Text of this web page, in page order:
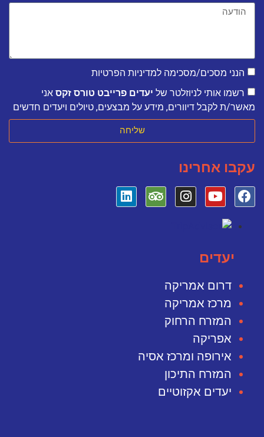
הנני מסכים/מסכימה למדיניות הפרטיות
רשמו אותי לניוזלטר של יעדים פרייבט טורס זקס אני
מאשר/ת לקבל דיוורים, מידע על מבצעים, טיולים ויעדים חדשים
שליחה
עקבו אחרינו
יעדים
דרום אמריקה
מרכז אמריקה
המזרח הרחוק
אפריקה
אירופה ומרכז אסיה
המזרח התיכון
יעדים אקזוטיים